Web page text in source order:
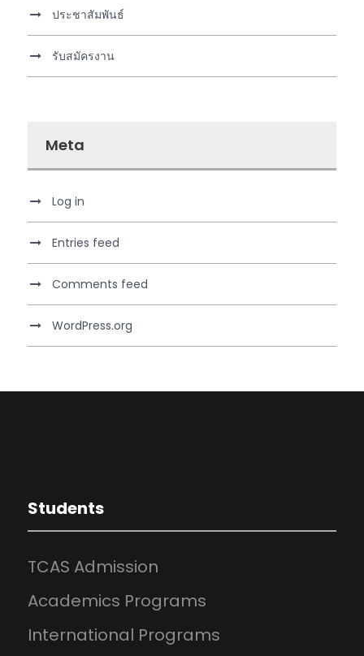
ประชาสัมพันธ์
รับสมัครงาน
Meta
Log in
Entries feed
Comments feed
WordPress.org
Students
TCAS Admission
Academics Programs
International Programs